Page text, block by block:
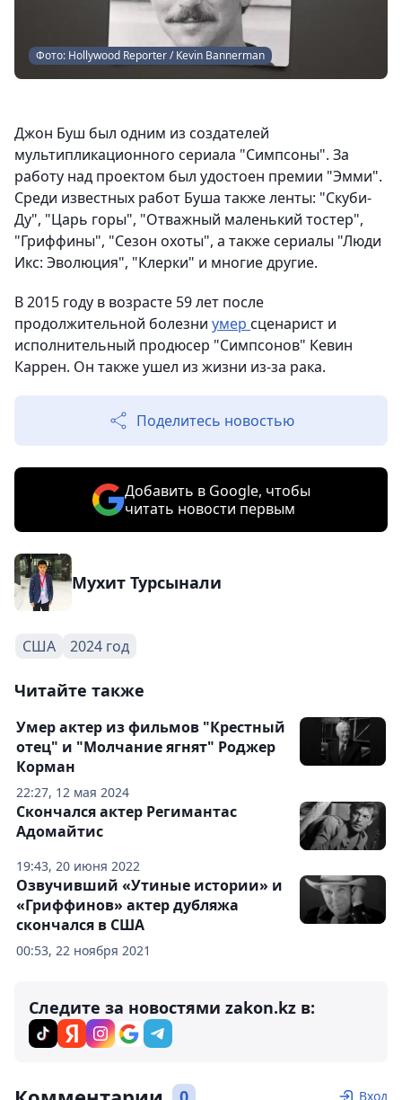
Фото: Hollywood Reporter / Kevin Bannerman
Джон Буш был одним из создателей
мультипликационного сериала "Симпсоны". За
работу над проектом был удостоен премии "Эмми".
Среди известных работ Буша также ленты: "Скуби-
Ду", "Царь горы", "Отважный маленький тостер",
"Гриффины", "Сезон охоты", а также сериалы "Люди
Икс: Эволюция", "Клерки" и многие другие.
В 2015 году в возрасте 59 лет после
продолжительной болезни умер сценарист и
исполнительный продюсер "Симпсонов" Кевин
Каррен. Он также ушел из жизни из-за рака.
Поделитесь новостью
Добавить в Google, чтобы
читать новости первым
Мухит Турсынали
США 2024 год
Читайте также
22:27, 12 мая 2024
Умер актер из фильмов "Крестный
отец" и "Молчание ягнят" Роджер
Корман
19:43, 20 июня 2022
Скончался актер Регимантас
Адомайтис
00:53, 22 ноября 2021
Озвучивший «Утиные истории» и
«Гриффинов» актер дубляжа
скончался в США
Следите за новостями zakon.kz в:
Вход